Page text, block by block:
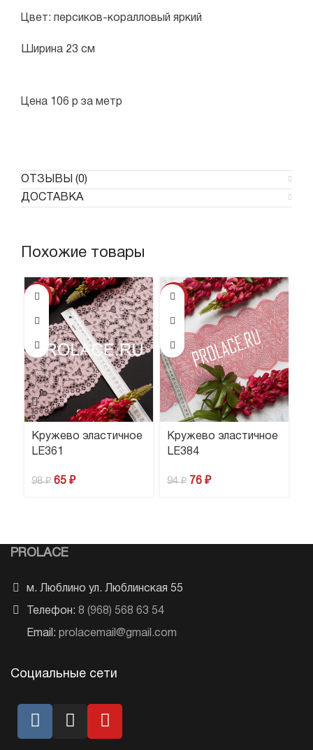
Цвет: персиков-коралловый яркий
Ширина 23 см
Цена 106 р за метр
ОТЗЫВЫ (0)
ДОСТАВКА
Похожие товары
Кружево эластичное
LE361
98₽ 65 ₽
Кружево эластичное
LE384
94₽ 76 ₽
PROLACE
м. Люблино ул. Люблинская 55
Телефон: 8 (968) 568 63 54
Email: prolacemail@gmail.com
Социальные сети